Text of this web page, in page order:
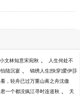
文林知意宋宛秋 、 人生何处不
陆沉宴 、 锦绣人生[快穿]爱伊莎
看，轻舟已过万重山蒋之舟沈傲
一个都没疯江寻时连道秋 、 天